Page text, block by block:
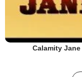
Calamity Jane